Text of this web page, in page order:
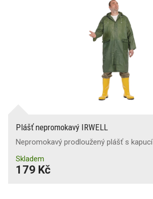
Plášť nepromokavý IRWELL
Nepromokavý prodloužený plášť s kapucí
Skladem
179 Kč